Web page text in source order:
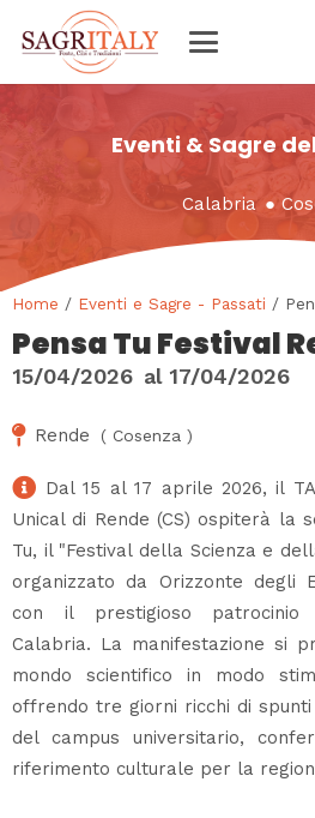
Eventi & Sagre
Calabria ●
Home / Eventi e Sagre - Passati /
Pensa Tu Festival
15/04/2026 al 17/04/2026
Rende ( Cosenza )
Dal 15 al 17 aprile 2026, il
Unical di Rende (CS) ospiterà la
Tu, il "Festival della Scienza e
organizzato da Orizzonte degli
con il prestigioso patrocinio
Calabria. La manifestazione si
mondo scientifico in modo
offrendo tre giorni ricchi di
del campus universitario,
riferimento culturale per la